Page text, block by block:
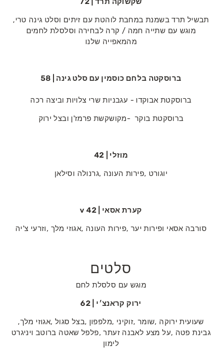
תבשיל‭ ‬תרד‭ ‬בשמנת‭ ‬במחבת‭ ‬לוהטת‭ ‬עם‭ ‬זיתים‭ ‬וסלט‭ ‬גינה‭ ‬טרי‭,
‬מהמאפייה‭ ‬שלנו
ברוסקטה‭ ‬בלחם‭ ‬כוסמין‭ ‬עם‭ ‬סלט‭ ‬גינה | 58
ברוסקטת אבוקדו - עגבניות‭ ‬שרי‭ ‬צלויות‭ ‬וביצה‭ ‬רכה
ברוסקטת‭ ‬בוקר‭ ‬ -מקושקשת‭ ‬פרמז'ן‭ ‬ובצל‭ ‬ירוק
מוזלי | 42
יוגורט‭, ‬פירות‭ ‬העונה‭, ‬גרנולה‭ ‬וסילאן
קערת‭ ‬אסאי | 42 v
סורבה‭ ‬אסאי‭ ‬ופירות‭ ‬יער‭, ‬פירות‭ ‬העונה‭, ‬אגוזי‭ ‬מלך‭, ‬וזרעי‭ ‬צ‭'‬יה
סלטים
מוגש עם סלסלת לחם
ירוק קראנצ׳י | 62
שעועית‭ ‬ירוקה‭, ‬שומר‭, ‬זוקיני‭, ‬מלפפון‭, ‬בצל‭ ‬סגול‭, ‬אגוזי‭ ‬מלך‭,
‬לימון